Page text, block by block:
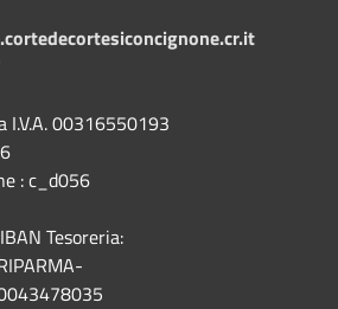
I.V.A. 00316550193
: c_d056
Tesoreria: